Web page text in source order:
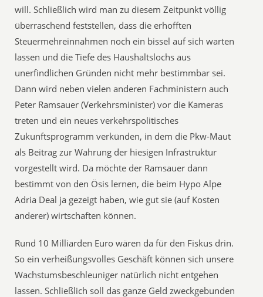
will. Schließlich wird man zu diesem Zeitpunkt völlig
überraschend feststellen, dass die erhofften
Steuermehreinnahmen noch ein bissel auf sich warten
lassen und die Tiefe des Haushaltslochs aus
unerfindlichen Gründen nicht mehr bestimmbar sei.
Dann wird neben vielen anderen Fachministern auch
Peter Ramsauer (Verkehrsminister) vor die Kameras
treten und ein neues verkehrspolitisches
Zukunftsprogramm verkünden, in dem die Pkw-Maut
als Beitrag zur Wahrung der hiesigen Infrastruktur
vorgestellt wird. Da möchte der Ramsauer dann
bestimmt von den Ösis lernen, die beim Hypo Alpe
Adria Deal ja gezeigt haben, wie gut sie (auf Kosten
anderer) wirtschaften können.
Rund 10 Milliarden Euro wären da für den Fiskus drin.
So ein verheißungsvolles Geschäft können sich unsere
Wachstumsbeschleuniger natürlich nicht entgehen
lassen. Schließlich soll das ganze Geld zweckgebunden